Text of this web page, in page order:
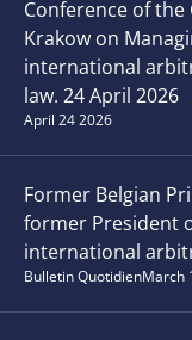
Conference of the
Krakow on
international
law. 24 April 2026
April 24 2026
Former Belgian
former President
international
Bulletin QuotidienMarch